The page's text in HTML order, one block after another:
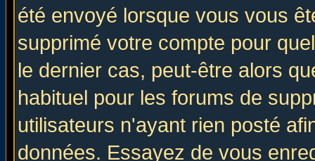
été envoyé lorsque vous vous
supprimé votre compte pour
le dernier cas, peut-être alors
habituel pour les forums de
utilisateurs n'ayant rien posté
données. Essayez de vous